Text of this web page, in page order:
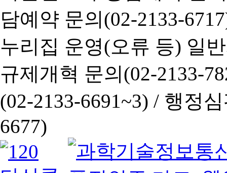
담예약 문의(02-2133-
누리집 운영(오류 등) 일
규제개혁 문의(02-2133-
(02-2133-6691~3) / 행정심
6677)